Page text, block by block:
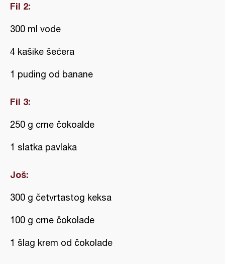
Fil 2:
300 ml vode
4 kašike šećera
1 puding od banane
Fil 3:
250 g crne čokoalde
1 slatka pavlaka
Još:
300 g četvrtastog keksa
100 g crne čokolade
1 šlag krem od čokolade